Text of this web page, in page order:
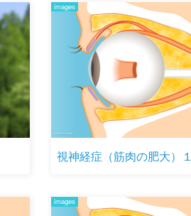
images
視神経症（筋肉の肥大）１
images